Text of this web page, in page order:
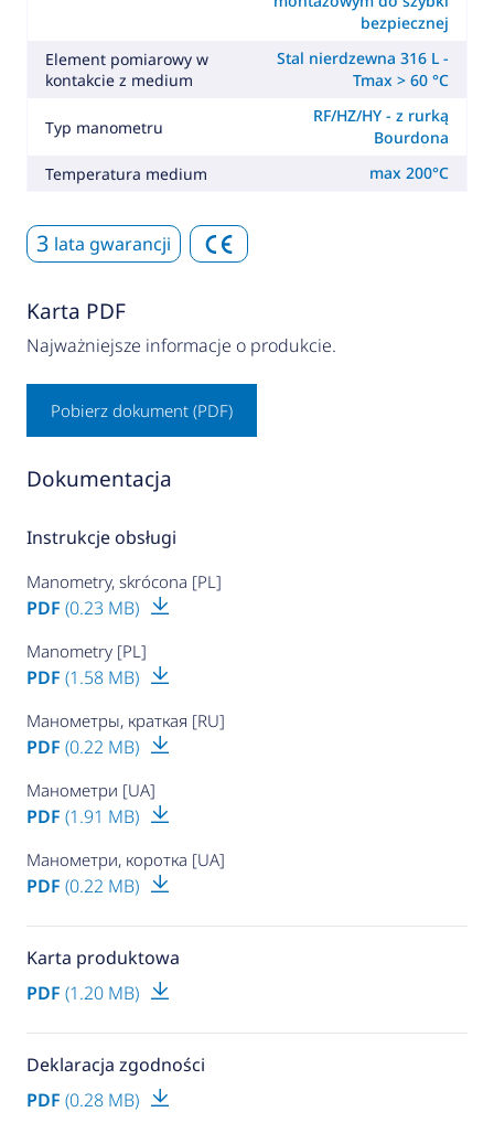
bezpiecznej
Element pomiarowy w
kontakcie z medium
Stal nierdzewna 316 L -
Tmax > 60 °C
Typ manometru
RF/HZ/HY - z rurką
Bourdona
Temperatura medium
max 200°C
3 lata gwarancji
Karta PDF
Najważniejsze informacje o produkcie.
Pobierz dokument (PDF)
Dokumentacja
Instrukcje obsługi
Manometry, skrócona [PL]
PDF (0.23 MB)
Manometry [PL]
PDF (1.58 MB)
Манометры, краткая [RU]
PDF (0.22 MB)
Манометри [UA]
PDF (1.91 MB)
Манометри, коротка [UA]
PDF (0.22 MB)
Karta produktowa
PDF (1.20 MB)
Deklaracja zgodności
PDF (0.28 MB)